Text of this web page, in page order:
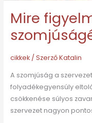
Mire
cikkek/ SzerzőKatalin
A szomjúság a
folyadékegyensúly
csökkenése súlyos
szervezet nagyon